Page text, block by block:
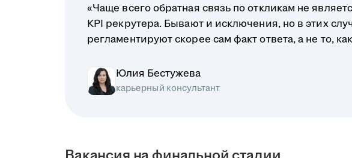
«Чаще всего обратная связь по откликам не
KPI рекрутера. Бывают и исключения, но в этих
регламентируют скорее сам факт ответа, а не то,
Юлия Бестужева
карьерный консультант